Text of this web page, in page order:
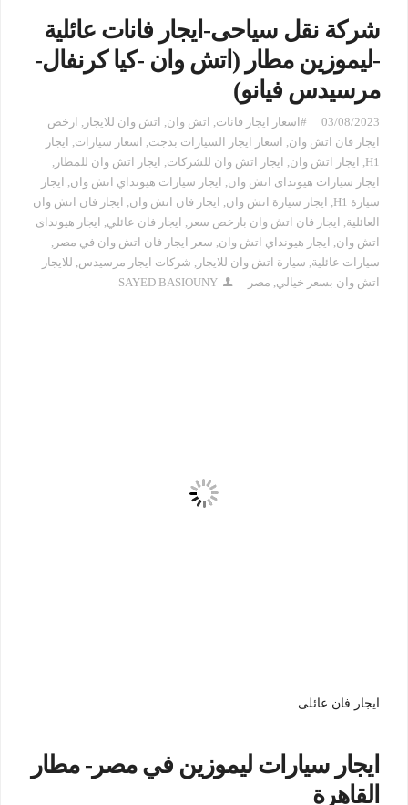
شركة نقل سياحى-ايجار فانات عائلية
-ليموزين مطار (اتش وان -كيا كرنفال-
مرسيدس فيانو)
03/08/2023 #اسعار ايجار فانات, اتش وان, اتش وان للايجار , ارخص
ايجار فان اتش وان, اسعار ايجار السيارات بدجت, اسعار سيارات, ايجار
H1
, ايجار اتش وان, ايجار اتش وان للشركات, ايجار اتش وان للمطار ,
ايجار سيارات هيونداى اتش وان, ايجار سيارات هيونداي اتش وان, ايجار
سيارة H1
, ايجار سيارة اتش وان, ايجار فان اتش وان, ايجار فان اتش وان
العائلية, ايجار فان اتش وان بارخص سعر , ايجار فان عائلي, ايجار هيونداى
اتش وان, ايجار هيونداي اتش وان, سعر ايجار فان اتش وان في مصر ,
سيارات عائلية, سيارة اتش وان للايجار , شركات ايجار مرسيدس, للايجار
اتش وان بسعر خيالي, مصر SAYED BASIOUNY
ايجار فان عائلى
ايجار سيارات ليموزين في مصر- مطار
القاهرة